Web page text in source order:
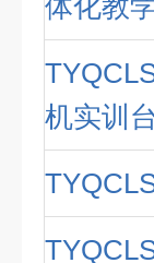
体化教
机实训